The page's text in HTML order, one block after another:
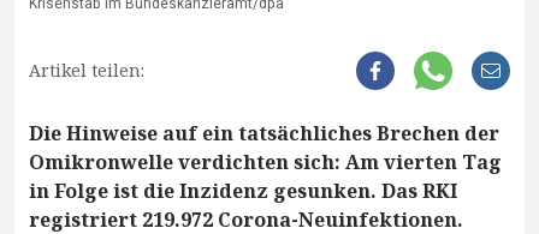
Artikel teilen:
Die Hinweise auf ein tatsächliches Brechen der
Omikronwelle verdichten sich: Am vierten Tag
in Folge ist die Inzidenz gesunken. Das RKI
registriert 219.972 Corona-Neuinfektionen.